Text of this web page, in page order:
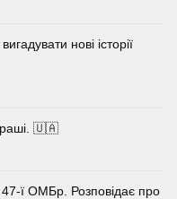
нові історії
🇺🇦
ї ОМБр. Розповідає про